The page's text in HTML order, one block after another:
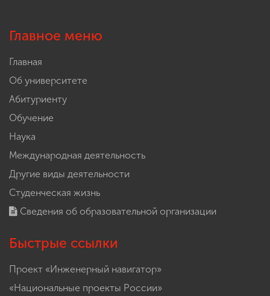
Главное меню
Главная
Об университете
Абитуриенту
Обучение
Наука
Международная деятельность
Другие виды деятельности
Студенческая жизнь
Сведения об образовательной организации
Быстрые ссылки
Проект «Инженерный навигатор»
«Национальные проекты России»